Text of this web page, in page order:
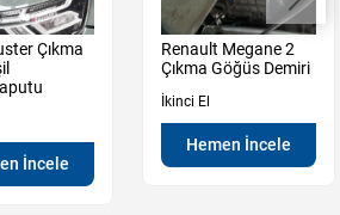
Çıkma
İncele
Renault Megane 2
Çıkma Göğüs Demiri
İkinci El
Hemen İncele